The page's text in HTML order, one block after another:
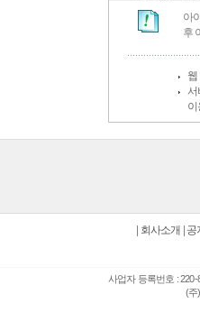
아
후
웹
서
이
회사소개 공
사업자 등록번호 :
(주